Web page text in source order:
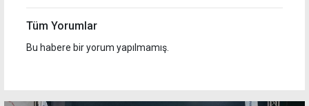
Tüm Yorumlar
Bu habere bir yorum yapılmamış.